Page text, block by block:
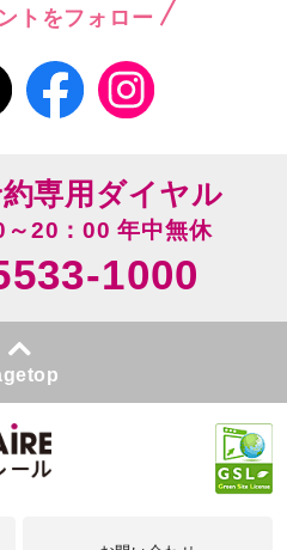
トをフォロー
専用ダイヤル
20：00 年中無休
1000